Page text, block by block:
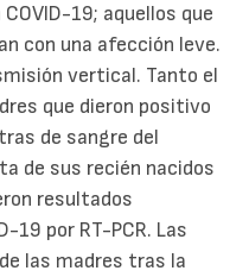
19; aquellos que
con una afección leve.
vertical. Tanto el
que dieron positivo
de sangre del
de sus recién nacidos
resultados
19 por RT-PCR. Las
las madres tras la